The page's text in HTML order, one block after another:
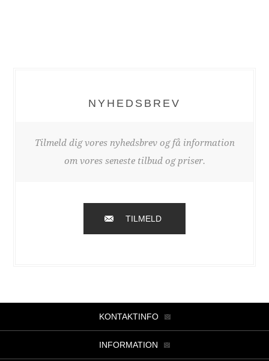
NYHEDSBREV
Tilmeld dig vores nyhedsbrev og få information
om vores seneste tilbud og priser.
TILMELD
KONTAKTINFO
INFORMATION